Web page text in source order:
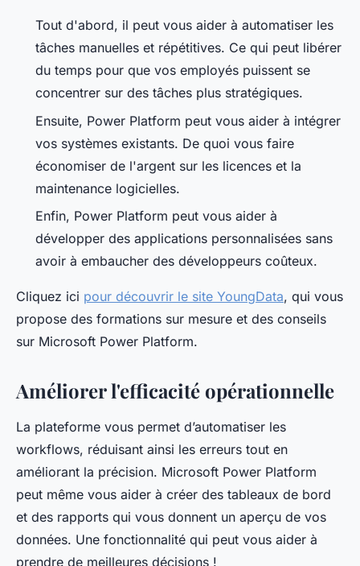
Tout d'abord, il peut vous aider à automatiser les
tâches manuelles et répétitives. Ce qui peut libérer
du temps pour que vos employés puissent se
concentrer sur des tâches plus stratégiques.
Ensuite, Power Platform peut vous aider à intégrer
vos systèmes existants. De quoi vous faire
économiser de l'argent sur les licences et la
maintenance logicielles.
Enfin, Power Platform peut vous aider à
développer des applications personnalisées sans
avoir à embaucher des développeurs coûteux.
Cliquez ici pour découvrir le site YoungData, qui vous
propose des formations sur mesure et des conseils
sur Microsoft Power Platform.
Améliorer l'efficacité opérationnelle
La plateforme vous permet d’automatiser les
workflows, réduisant ainsi les erreurs tout en
améliorant la précision. Microsoft Power Platform
peut même vous aider à créer des tableaux de bord
et des rapports qui vous donnent un aperçu de vos
données. Une fonctionnalité qui peut vous aider à
prendre de meilleures décisions !